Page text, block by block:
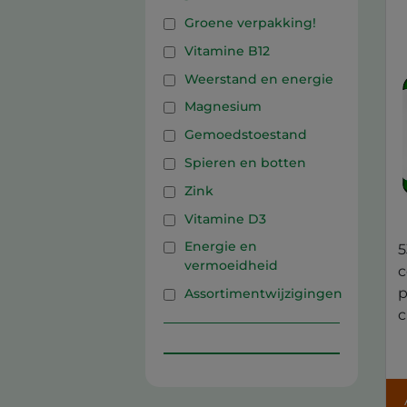
Groene verpakking!
Vitamine B12
Weerstand en energie
Magnesium
Gemoedstoestand
Spieren en botten
Zink
Vitamine D3
Energie en
vermoeidheid
Assortimentwijzigingen